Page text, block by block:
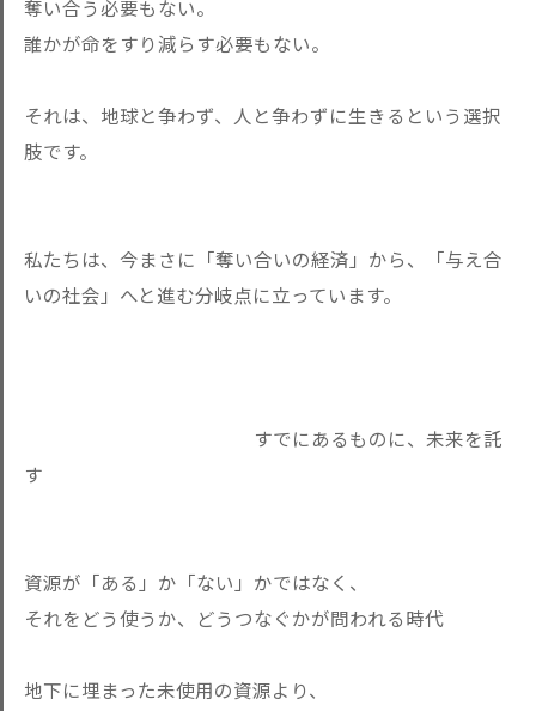
奪い合う必要もない。
誰かが命をすり減らす必要もない。
それは、地球と争わず、人と争わずに生きるという選択
肢です。
私たちは、今まさに「奪い合いの経済」から、「与え合
いの社会」 へと進む分岐点に立っています。
すでにあるものに、未来を託
す
資源が「ある」か「ない」かではなく、
それをどう使うか、どうつなぐかが問われる時代
地下に埋まった未使用の資源より、